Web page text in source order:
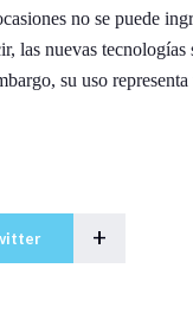
no se puede
las nuevas tecnologías
su uso
+